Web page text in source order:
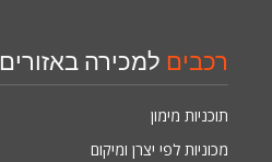
רכבים למכירה באזורים
תוכניות מימון
מכוניות לפי יצרן ומיקום